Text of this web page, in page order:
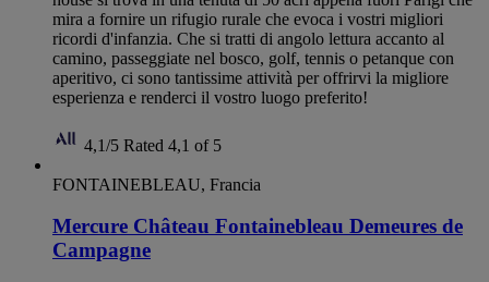
mira a fornire un rifugio rurale che evoca i vostri migliori
ricordi d'infanzia. Che si tratti di angolo lettura accanto al
camino, passeggiate nel bosco, golf, tennis o petanque con
aperitivo, ci sono tantissime attività per offrirvi la migliore
esperienza e renderci il vostro luogo preferito!
4,1/5 Rated 4,1 of 5
FONTAINEBLEAU, Francia
Mercure Château Fontainebleau Demeures de
Campagne